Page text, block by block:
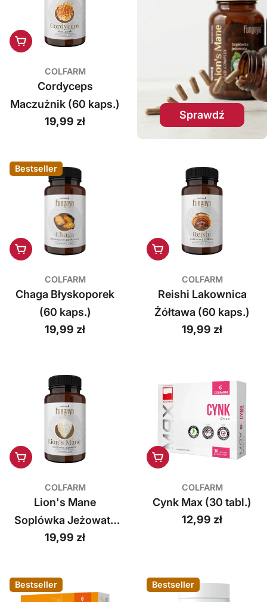
Dodaj do koszyka
COLFARM
Cordyceps
Maczużnik (60 kaps.)
Cena
19,99 zł
Sprawdź
Bestseller
Dodaj do koszyka
COLFARM
Chaga Błyskoporek
(60 kaps.)
Cena
19,99 zł
Dodaj do koszyka
COLFARM
Reishi Lakownica
Żółtawa (60 kaps.)
Cena
19,99 zł
Dodaj do koszyka
COLFARM
Lion's Mane
Soplówka Jeżowata
(60 kaps.)
Cena
19,99 zł
Dodaj do koszyka
COLFARM
Cynk Max (30 tabl.)
Cena
12,99 zł
Bestseller Bestseller